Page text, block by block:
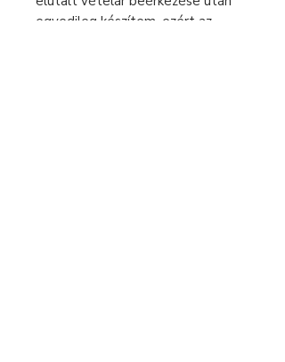
egyedileg készítem, ezért az